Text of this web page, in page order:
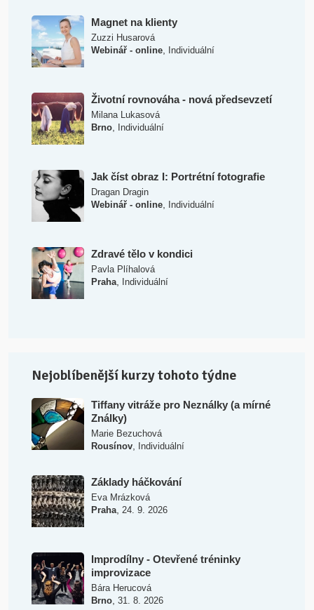
Magnet na klienty
Zuzzi Husarová
Webinář - online, Individuální
Životní rovnováha - nová předsevzetí
Milana Lukasová
Brno, Individuální
Jak číst obraz I: Portrétní fotografie
Dragan Dragin
Webinář - online, Individuální
Zdravé tělo v kondici
Pavla Plíhalová
Praha, Individuální
Nejoblíbenější kurzy tohoto týdne
Tiffany vitráže pro Neználky (a mírné
Ználky)
Marie Bezuchová
Rousínov, Individuální
Základy háčkování
Eva Mrázková
Praha, 24. 9. 2026
Improdílny - Otevřené tréninky
improvizace
Bára Herucová
Brno, 31. 8. 2026